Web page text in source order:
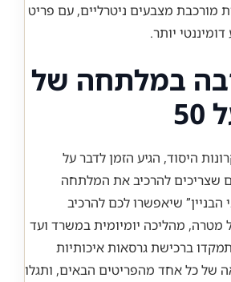
מורכבת מצבעים ניטרליים, עם פריט
יותר.
במלתחה של
היסוד, הגיע הזמן לדבר על
שצריכים להרכיב את המלתחה
שיאפשרו לכם להרכיב
מטרה, מהליכה יומיומית במשרד ועד
ברכישת גרסאות איכותיות
של כל אחד מהפריטים הבאים, ותגלו